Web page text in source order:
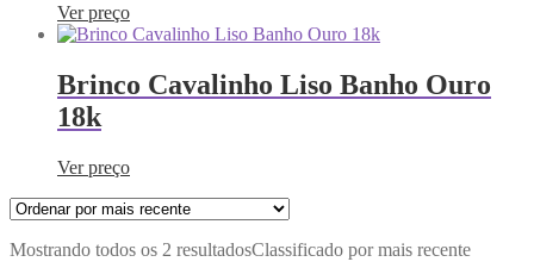
Ver preço
Brinco Cavalinho Liso Banho Ouro
18k
Ver preço
Mostrando todos os 2 resultadosClassificado por mais recente